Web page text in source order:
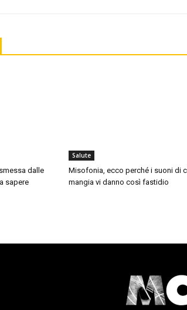
dalle
sapere
Salute
Misofonia, ecco perché i suoni di
mangia vi danno così fastidio